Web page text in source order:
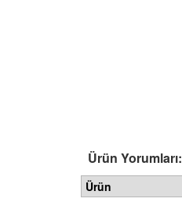
Ürün Yorumları:
Ürün